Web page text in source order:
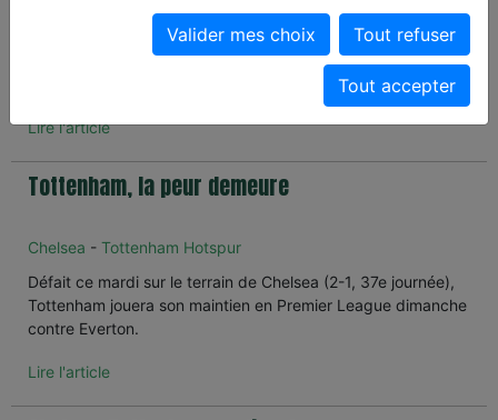
Battu par Sunderland (2-1), Chelsea ne jouera aucune
Lire l'article
Tottenham, la peur demeure
Chelsea - Tottenham Hotspur
Défait ce mardi sur le terrain de Chelsea (2-1, 37e journée),
Tottenham jouera son maintien en Premier League dimanche
contre Everton.
Lire l'article
Valider mes choix Tout refuser
Tout accepter